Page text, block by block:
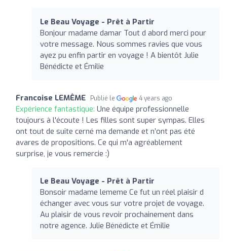
Le Beau Voyage - Prêt à Partir
Bonjour madame damar Tout d abord merci pour
votre message. Nous sommes ravies que vous
ayez pu enfin partir en voyage ! A bientôt Julie
Bénédicte et Émilie
Francoise LEMÊME Publié le 4 years ago
Expérience fantastique: Une équipe professionnelle
toujours à l'écoute ! Les filles sont super sympas. Elles
ont tout de suite cerné ma demande et n’ont pas été
avares de propositions. Ce qui m'a agréablement
surprise, je vous remercie :)
Le Beau Voyage - Prêt à Partir
Bonsoir madame lememe Ce fut un réel plaisir d
échanger avec vous sur votre projet de voyage.
Au plaisir de vous revoir prochainement dans
notre agence. Julie Bénédicte et Émilie